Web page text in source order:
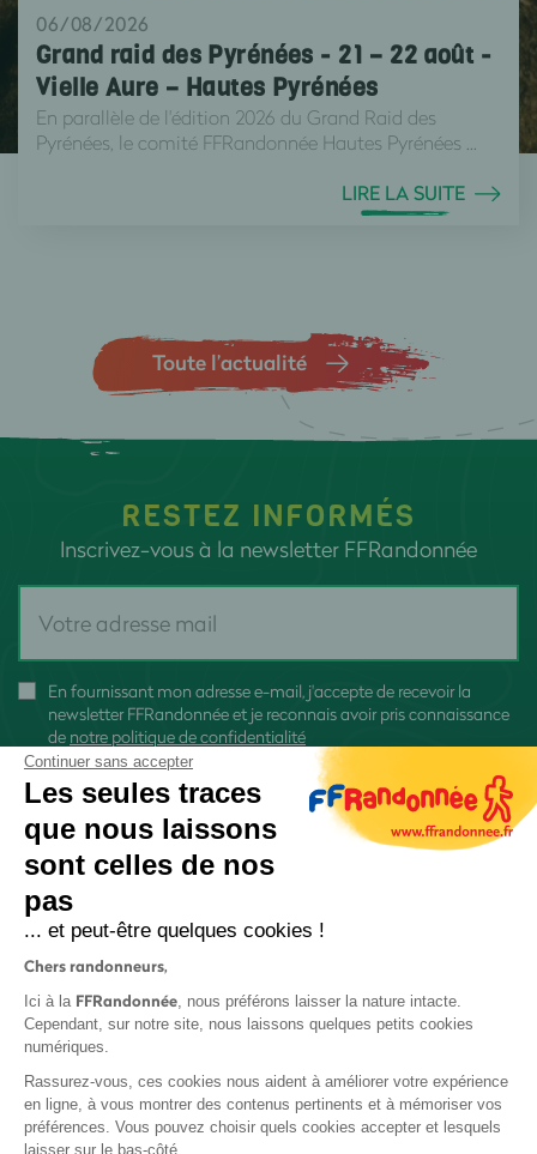
06/08/2026
Grand raid des Pyrénées - 21 – 22 août -
Vielle Aure – Hautes Pyrénées
En parallèle de l'édition 2026 du Grand Raid des
Pyrénées, le comité FFRandonnée Hautes Pyrénées ...
LIRE LA SUITE
Toute l’actualité
RESTEZ INFORMÉS
Inscrivez-vous à la newsletter FFRandonnée
En fournissant mon adresse e-mail, j'accepte de recevoir la
newsletter FFRandonnée et je reconnais avoir pris connaissance
de notre politique de confidentialité
Protection des données
Politique de confidentialité
Continuer sans accepter
Les seules traces
que nous laissons
sont celles de nos
pas
... et peut-être quelques cookies !
Chers randonneurs,
Ici à la FFRandonnée, nous préférons laisser la nature intacte.
Cependant, sur notre site, nous laissons quelques petits cookies
numériques.
Rassurez-vous, ces cookies nous aident à améliorer votre expérience
en ligne, à vous montrer des contenus pertinents et à mémoriser vos
préférences. Vous pouvez choisir quels cookies accepter et lesquels
laisser sur le bas-côté.